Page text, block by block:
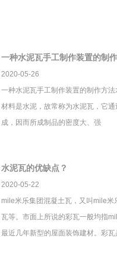
一种水泥瓦手工制作装置的制
2020-05-26
一种水泥瓦手工制作装置的制作方
材料是水泥，故常称为水泥瓦，它
成，因而所成制品的密度大、强
水泥瓦的优缺点？
2020-05-22
mile米乐集团混凝土瓦，又叫mile米
瓦等。市面上所说的彩瓦一般均指
最近几年新型的屋面装饰建材。彩